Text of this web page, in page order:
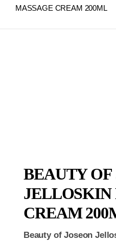
MASSAGE CREAM 200ML
BEAUTY OF
JELLOSKIN
CREAM
Beauty of Joseon